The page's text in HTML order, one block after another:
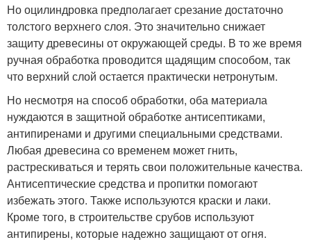
Но оцилиндровка предполагает срезание достаточно
толстого верхнего слоя. Это значительно снижает
защиту древесины от окружающей среды. В то же время
ручная обработка проводится щадящим способом, так
что верхний слой остается практически нетронутым.
Но несмотря на способ обработки, оба материала
нуждаются в защитной обработке антисептиками,
антипиренами и другими специальными средствами.
Любая древесина со временем может гнить,
растрескиваться и терять свои положительные качества.
Антисептические средства и пропитки помогают
избежать этого. Также используются краски и лаки.
Кроме того, в строительстве срубов используют
антипирены, которые надежно защищают от огня.